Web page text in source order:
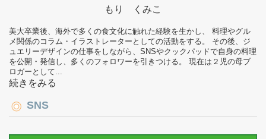
もり くみこ
美大卒業後、海外で多くの食文化に触れた経験を生かし、 料理やグル
メ関係のコラム・イラストレーターとしての活動をする。 その後、ジ
ュエリーデザインの仕事をしながら、SNSやクックパッドで自身の料理
を公開・発信し、多くのフォロワーを引きつける。 現在は２児の母ブ
ロガーとして...
続きをみる
SNS